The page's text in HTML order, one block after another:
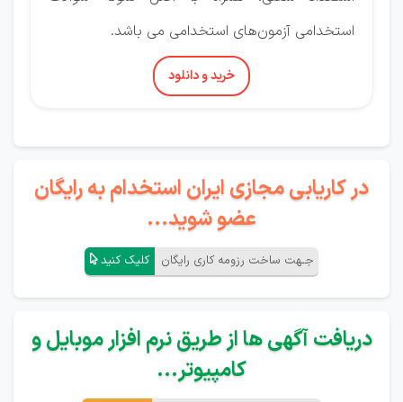
استخدامی آزمون‌های استخدامی می باشد.
خرید و دانلود
در کاریابی مجازی ایران استخدام به رایگان
عضو شوید...
جـهت ساخت رزومه کاری رایگان کلیک کنید
دریافت آگهی ها از طریق نرم افزار موبایل و
کامپیوتر...